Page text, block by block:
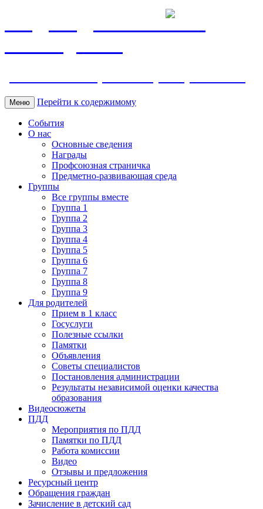
МБДОУ ДС "Калинка"
Меню Перейти к содержимому
События
О нас
Основные сведения
Награды
Профсоюзная страничка
Предметно-развивающая среда
Группы
Все группы вместе
Группа 1
Группа 2
Группа 3
Группа 4
Группа 5
Группа 6
Группа 7
Группа 8
Группа 9
Для родителей
Прием в 1 класс
Госуслуги
Полезные ссылки
Памятки
Объявления
Советы специалистов
Постановления администрации
Результаты независимой оценки качества
образования
Видеосюжеты
ПДД
Мероприятия по ПДД
Памятки по ПДД
Работа комиссии
Видео
Отзывы и предложения
Ресурсный центр
Обращения граждан
Зачисление в детский сад